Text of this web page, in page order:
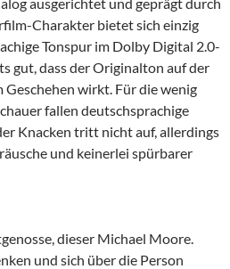
Charakter bietet sich einzig
Tonspur im Dolby Digital 2.0-
gut, dass der Originalton auf der
Geschehen wirkt. Für die wenig
fallen deutschsprachige
Knacken tritt nicht auf, allerdings
und keinerlei spürbarer
dieser Michael Moore.
und sich über die Person